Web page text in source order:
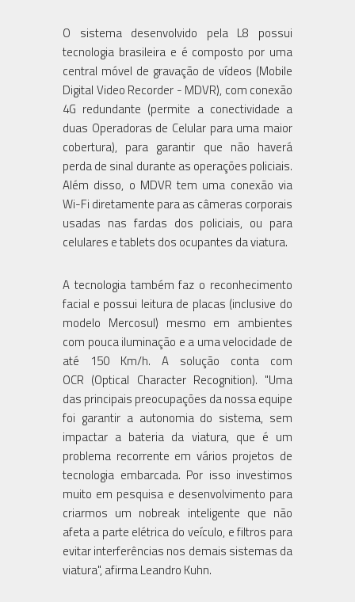
O sistema desenvolvido pela L8 possui
tecnologia brasileira e é composto por uma
central móvel de gravação de vídeos (Mobile
Digital Video Recorder - MDVR), com conexão
4G redundante (permite a conectividade a
duas Operadoras de Celular para uma maior
cobertura), para garantir que não haverá
perda de sinal durante as operações policiais.
Além disso, o MDVR tem uma conexão via
Wi-Fi diretamente para as câmeras corporais
usadas nas fardas dos policiais, ou para
celulares e tablets dos ocupantes da viatura.
A tecnologia também faz o reconhecimento
facial e possui leitura de placas (inclusive do
modelo Mercosul) mesmo em ambientes
com pouca iluminação e a uma velocidade de
até 150 Km/h. A solução conta com
OCR (Optical Character Recognition). "Uma
das principais preocupações da nossa equipe
foi garantir a autonomia do sistema, sem
impactar a bateria da viatura, que é um
problema recorrente em vários projetos de
tecnologia embarcada. Por isso investimos
muito em pesquisa e desenvolvimento para
criarmos um nobreak inteligente que não
afeta a parte elétrica do veículo, e filtros para
evitar interferências nos demais sistemas da
viatura", afirma Leandro Kuhn.